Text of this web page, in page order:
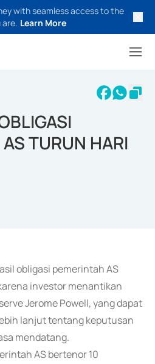
with seamless access to the
Learn More
TURUN HARI
obligasi pemerintah AS
investor menantikan
Jerome Powell, yang dapat
lanjut tentang keputusan
mendatang.
AS bertenor 10